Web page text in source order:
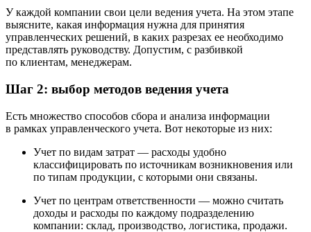
У каждой компании свои цели ведения учета. На этом этапе
выясните, какая информация нужна для принятия
управленческих решений, в каких разрезах ее необходимо
представлять руководству. Допустим, с разбивкой
по клиентам, менеджерам.
Шаг 2: выбор методов ведения учета
Есть множество способов сбора и анализа информации
в рамках управленческого учета. Вот некоторые из них:
Учет по видам затрат — расходы удобно
классифицировать по источникам возникновения или
по типам продукции, с которыми они связаны.
Учет по центрам ответственности — можно считать
доходы и расходы по каждому подразделению
компании: склад, производство, логистика, продажи.